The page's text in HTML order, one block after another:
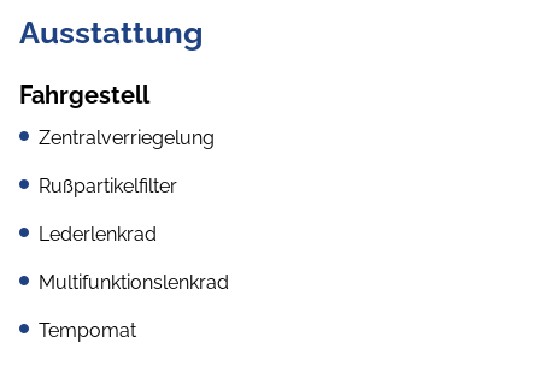
Ausstattung
Fahrgestell
Zentralverriegelung
Rußpartikelfilter
Lederlenkrad
Multifunktionslenkrad
Tempomat